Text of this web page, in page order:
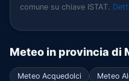
comune su chiave ISTAT.
Meteo in provincia di
Meteo Acquedolci Meteo